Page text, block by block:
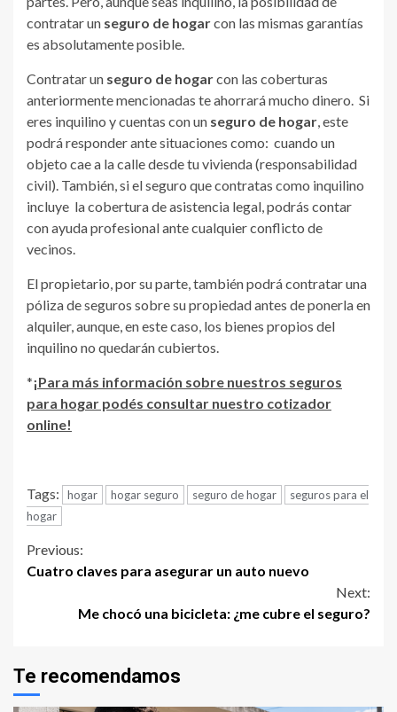
contratar un seguro de hogarcon las mismas garantías
es absolutamente posible.
Contratar un seguro de hogarcon las coberturas
anteriormente mencionadas te ahorrará mucho dinero. Si
eres inquilino y cuentas con un seguro de hogar, este
podrá responder ante situaciones como: cuando un
objeto cae a la calle desde tu vivienda (responsabilidad
civil). También, si el seguro que contratas como inquilino
incluye la cobertura de asistencia legal, podrás contar
con ayuda profesional ante cualquier conflicto de
vecinos.
El propietario, por su parte, también podrá contratar una
póliza de seguros sobre su propiedad antes de ponerla en
alquiler, aunque, en este caso, los bienes propios del
inquilino no quedarán cubiertos.
*¡Para más información sobre nuestros seguros
para hogar podés consultar nuestro cotizador
online!
Tags: hogar hogar seguro seguro de hogar
seguros para el
hogar
Continue
Previous:
Cuatro claves para asegurar un auto nuevo
Next:
Me chocó una bicicleta: ¿me cubre el seguro?
Te recomendamos